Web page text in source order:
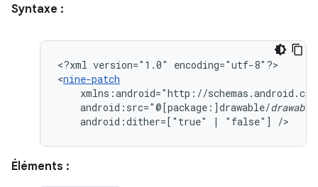
Syntaxe :
<?xml version="1.0"
encoding="utf-8"?>
<nine-patch
android:src="@[package:]drawable/
android:dither=["true"
| "false"] />
Éléments :